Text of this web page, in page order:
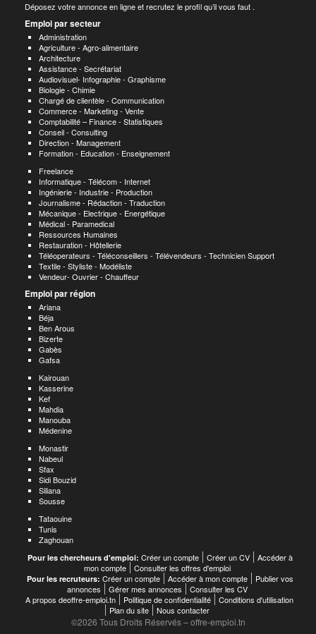
Déposez votre annonce en ligne et recrutez le profil qu’il vous faut .
Emploi par secteur
Administration
Agriculture - Agro-alimentaire
Architecture
Assistance - Secrétariat
Audiovisuel- Infographie - Graphisme
Biologie - Chimie
Chargé de clientèle - Communication
Commerce - Marketing - Vente
Comptabilité – Finance - Statistiques
Conseil - Consulting
Direction - Management
Formation - Education - Enseignement
Freelance
Informatique - Télécom - Internet
Ingénierie - Industrie - Production
Journalisme - Rédaction - Traduction
Mécanique - Electrique - Energétique
Médical - Paramedical
Ressources Humaines
Restauration - Hôtellerie
Téléoperateurs - Téléconseillers - Télévendeurs - Technicien Support
Textile - Styliste - Modéliste
Vendeur- Ouvrier - Chauffeur
Emploi par région
Ariana
Béja
Ben Arous
Bizerte
Gabès
Gafsa
Kairouan
Kasserine
Kef
Mahdia
Manouba
Médenine
Monastir
Nabeul
Sfax
Sidi Bouzid
Siliana
Sousse
Tataouine
Tunis
Zaghouan
Pour les chercheurs d'emploi: Créer un compte Créer un CV
Accéder à
mon compte
Consulter les offres d'emploi
Pour les recruteurs: Créer un compte Accéder à mon compte
Publier vos
annonces
Gérer mes annonces
Consulter les CV
A propos deoffre-emploi.tn
Politique de confidentialité
Conditions d'utilisation
Plan du site
Nous contacter
©2026 Tous Droits Réservés – offre-emploi.tn